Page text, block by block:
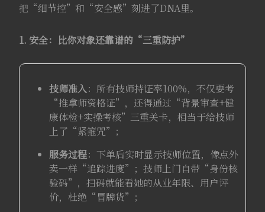
把“细节控”和“安全感”刻进了DNA里。
1. 安全：比你对象还靠谱的“三重防护”
技师准入：所有技师持证率100%，不仅要考
“推拿师资格证”，还得通过“背景审查+健
康体检+实操考核”三重关卡，相当于给技师
上了“紧箍咒”；
服务过程：下单后实时显示技师位置，像点外
卖一样“追踪进度”；技师上门自带“身份核
验码”，扫码就能看她的从业年限、用户评
价，杜绝“冒牌货”；